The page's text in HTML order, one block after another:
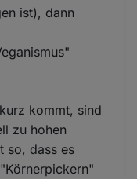
ist), dann
kommt, sind
zu hohen
so, dass es